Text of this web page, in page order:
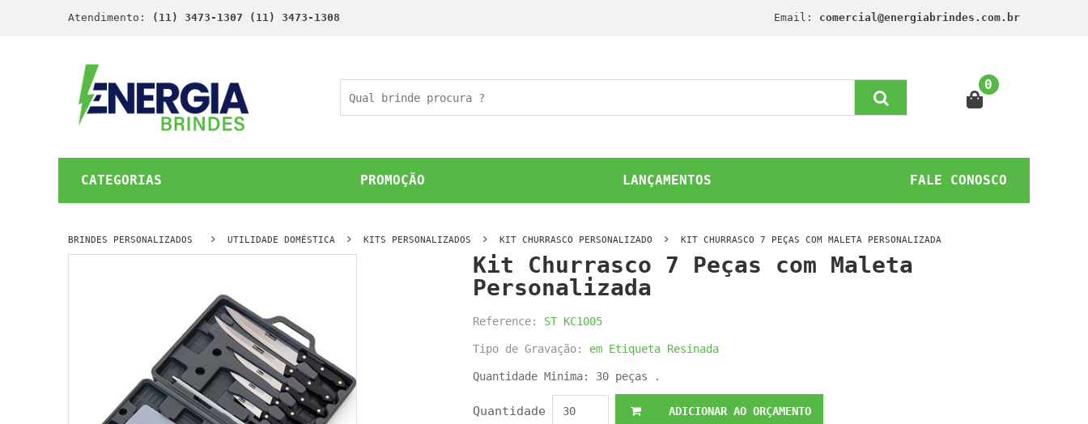
Atendimento: (11) 3473-1307 (11) 3473-1308 Email: comercial@energiabrindes.com.br
0
CATEGORIAS PROMOÇÃO LANÇAMENTOS FALE CONOSCO
BRINDES PERSONALIZADOS UTILIDADE DOMÉSTICA KITS PERSONALIZADOS KIT CHURRASCO PERSONALIZADO KIT CHURRASCO 7 PEÇAS COM MALETA PERSONALIZADA
Kit Churrasco 7 Peças com Maleta
Personalizada
Reference: ST KC1005
Tipo de Gravação: em Etiqueta Resinada
Quantidade Minima: 30 peças .
Quantidade ADICIONAR AO ORÇAMENTO